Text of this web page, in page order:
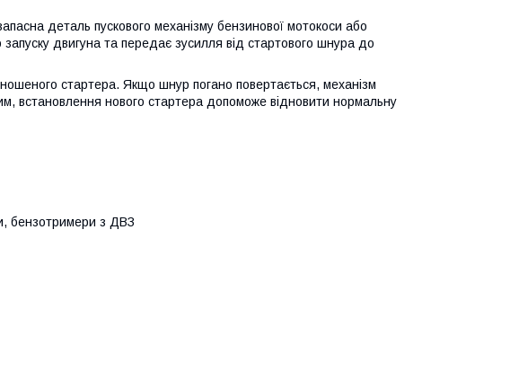
деталь пускового механізму бензинової мотокоси або
двигуна та передає зусилля від стартового шнура до
стартера. Якщо шнур погано повертається, механізм
встановлення нового стартера допоможе відновити нормальну
бензотримери з ДВЗ